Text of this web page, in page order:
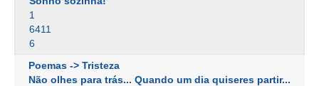
1
6411
6
Poemas -> Tristeza
Não olhes para trás... Quando um dia quiseres partir...